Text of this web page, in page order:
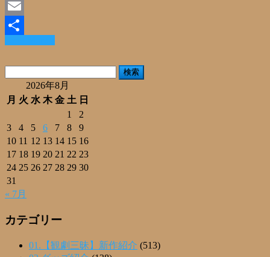
Facebook
Email
共
有
2026年8月
月 火 水 木 金 土 日
1
2
3
4 5 6 7 8
9
10 11 12 13 14 15 16
17 18 19 20 21 22 23
24 25 26 27 28 29 30
31
« 7月
カテゴリー
01.【観劇三昧】新作紹介 (513)